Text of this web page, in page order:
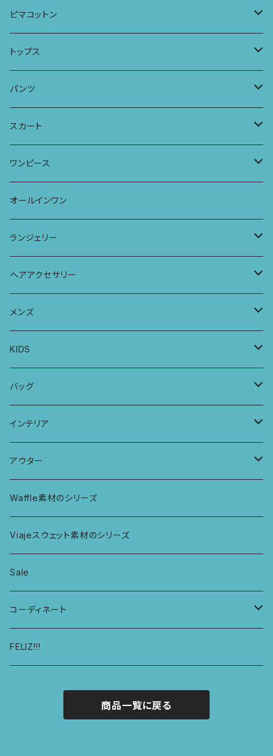
パーカー
ワンピース
ロングスリーブトップス
ロングスリーブワンピース
Tシャツ
パーカー
ワンピース
ピマコットン
Tシャツ
フレンチスリーブラウス
サーフパンツ
ドレス
ストール
トップス
タンクトップ・キャミソール
タンクトップ
キャミソール
ワイドTシャツ
チュニックTシャツ
七分袖トップス
ラグランスリーブトップス
パンツ
アラジンパンツ
ポケット付きアラジンパンツ
ワイドパンツ
ポケット付きワイドパンツ
レギンス
バブーチャ
スカート
マキシスカート
ワンピース
ワンピース
オールインワン
スリップワンピース
ビルヘンワンピース
半袖ワンピース
オールインワン
ランジェリー
ブラ
ヨガトップ
カシュクールブラ
ショーツ
プレーンショーツ
ボンバチャショーツ
総レースショーツ
レディースボクサー
ヘアアクセサリー
リボンシュシュ
シュシュ
ヘアターバン
三つ編み紐
メンズ
メンズボクサー
パンツ
トップス
KIDS
KIDS 羽根つきTシャツ
KIDS Tシャツ
KIDS ロングスリーブトップス
KIDS ラグランスリーブ長袖トップス
KIDS アラジンパンツ
KIDS ジョギングパンツ
KIDS レギンス
KIDS スウェットパーカー
バッグ
PCケース
マルシェバッグ
インテリア
カーテン
ラグ
なべつかみ
プフ
アウター
パーカー
ジャケット
Waffle素材のシリーズ
Viajeスウェット素材のシリーズ
Sale
コーディネート
コーディネート1
FELIZ!!!
商品一覧に戻る